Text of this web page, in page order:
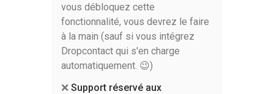
vous débloquez cette
fonctionnalité, vous devrez le faire
à la main (sauf si vous intégrez
Dropcontact qui s'en charge
automatiquement. 😉)
❌ Support réservé aux